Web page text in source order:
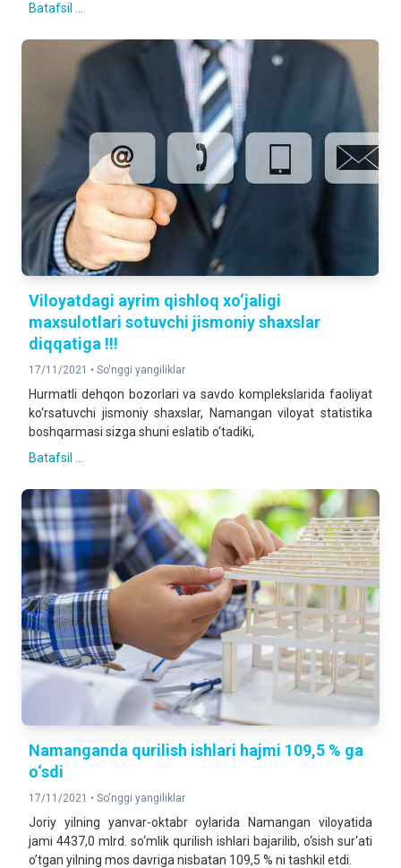
Batafsil ...
Viloyatdagi ayrim qishloq xo‘jaligi
maxsulotlari sotuvchi jismoniy shaxslar
diqqatiga !!!
17/11/2021 • So'nggi yangiliklar
Hurmatli dehqon bozorlari va savdo komplekslarida faoliyat
ko‘rsatuvchi jismoniy shaxslar, Namangan viloyat statistika
boshqarmasi sizga shuni eslatib o‘tadiki,
Batafsil ...
Namanganda qurilish ishlari hajmi 109,5 % ga
o‘sdi
17/11/2021 • So'nggi yangiliklar
Joriy yilning yanvar-oktabr oylarida Namangan viloyatida
jami 4437,0 mlrd. so‘mlik qurilish ishlari bajarilib, o‘sish sur‘ati
o’tgan yilning mos davriga nisbatan 109,5 % ni tashkil etdi.